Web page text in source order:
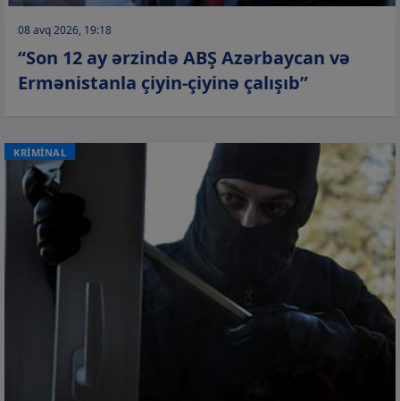
08 avq 2026, 19:18
“Son 12 ay ərzində ABŞ Azərbaycan və
Ermənistanla çiyin-çiyinə çalışıb”
KRİMİNAL